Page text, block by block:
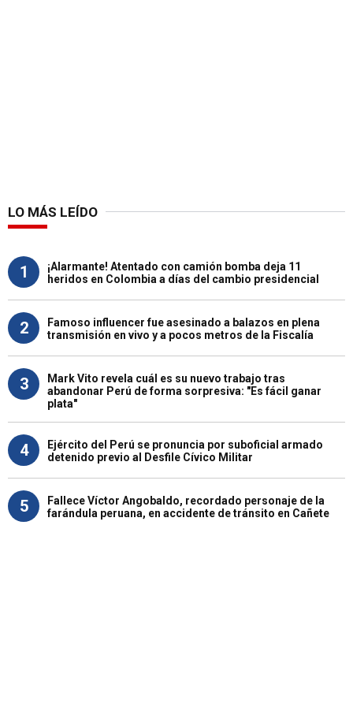
LO MÁS LEÍDO
1
¡Alarmante! Atentado con camión bomba deja 11
heridos en Colombia a días del cambio presidencial
2
Famoso influencer fue asesinado a balazos en plena
transmisión en vivo y a pocos metros de la Fiscalía
3
Mark Vito revela cuál es su nuevo trabajo tras
abandonar Perú de forma sorpresiva: "Es fácil ganar
plata"
4
Ejército del Perú se pronuncia por suboficial armado
detenido previo al Desfile Cívico Militar
5
Fallece Víctor Angobaldo, recordado personaje de la
farándula peruana, en accidente de tránsito en Cañete